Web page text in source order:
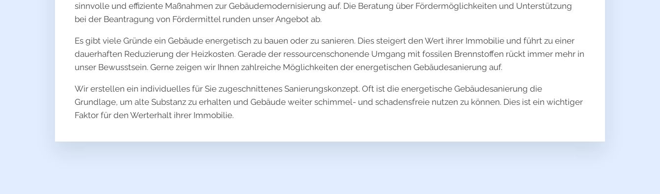
sinnvolle und effiziente Maßnahmen zur Gebäudemodernisierung auf. Die Beratung über Fördermöglichkeiten und Unterstützung
bei der Beantragung von Fördermittel runden unser Angebot ab.
Es gibt viele Gründe ein Gebäude energetisch zu bauen oder zu sanieren. Dies steigert den Wert ihrer Immobilie und führt zu einer
dauerhaften Reduzierung der Heizkosten. Gerade der ressourcenschonende Umgang mit fossilen Brennstoffen rückt immer mehr in
unser Bewusstsein. Gerne zeigen wir Ihnen zahlreiche Möglichkeiten der energetischen Gebäudesanierung auf.
Wir erstellen ein individuelles für Sie zugeschnittenes Sanierungskonzept. Oft ist die energetische Gebäudesanierung die
Grundlage, um alte Substanz zu erhalten und Gebäude weiter schimmel- und schadensfreie nutzen zu können. Dies ist ein wichtiger
Faktor für den Werterhalt ihrer Immobilie.